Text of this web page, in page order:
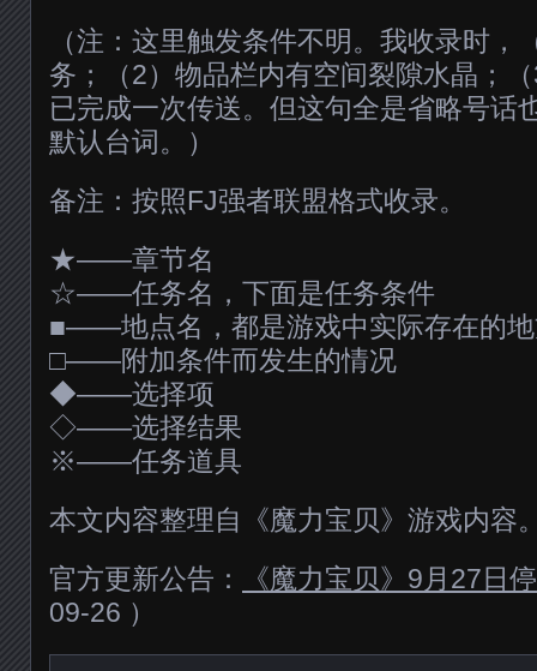
（注：这里触发条件不明。我收录时，
务；（2）物品栏内有空间裂隙水晶；
已完成一次传送。但这句全是省略号话
默认台词。）
备注：按照FJ强者联盟格式收录。
★——章节名
☆——任务名，下面是任务条件
■——地点名，都是游戏中实际存在的
□——附加条件而发生的情况
◆——选择项
◇——选择结果
※——任务道具
本文内容整理自《魔力宝贝》游戏内容
官方更新公告：
《魔力宝贝》9月27日
09-26 ）